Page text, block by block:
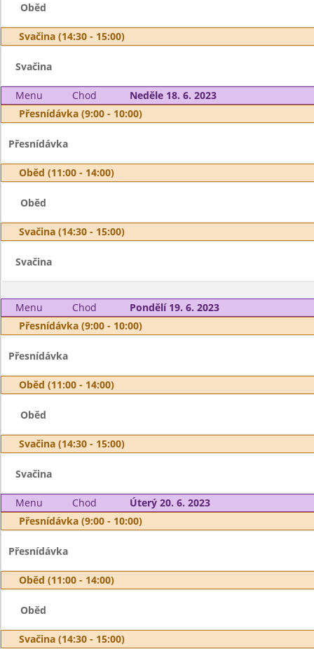
Oběd
Svačina (14:30 - 15:00)
Svačina
Menu Chod
Neděle 18. 6. 2023
Přesnídávka (9:00 - 10:00)
Přesnídávka
Oběd (11:00 - 14:00)
Oběd
Svačina (14:30 - 15:00)
Svačina
Menu Chod
Pondělí 19. 6. 2023
Přesnídávka (9:00 - 10:00)
Přesnídávka
Oběd (11:00 - 14:00)
Oběd
Svačina (14:30 - 15:00)
Svačina
Menu Chod
Úterý 20. 6. 2023
Přesnídávka (9:00 - 10:00)
Přesnídávka
Oběd (11:00 - 14:00)
Oběd
Svačina (14:30 - 15:00)